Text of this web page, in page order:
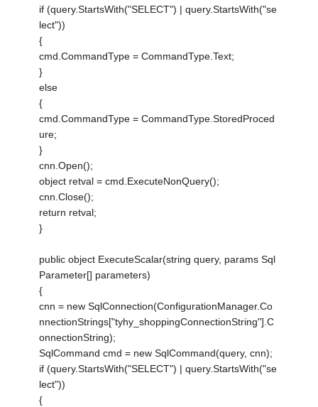
if (query.StartsWith("SELECT") | query.StartsWith("se
lect"))
{
cmd.CommandType = CommandType.Text;
}
else
{
cmd.CommandType = CommandType.StoredProced
ure;
}
cnn.Open();
object retval = cmd.ExecuteNonQuery();
cnn.Close();
return retval;
}
public object ExecuteScalar(string query, params Sql
Parameter[] parameters)
{
cnn = new SqlConnection(ConfigurationManager.Co
nnectionStrings["tyhy_shoppingConnectionString"].C
onnectionString);
SqlCommand cmd = new SqlCommand(query, cnn);
if (query.StartsWith("SELECT") | query.StartsWith("se
lect"))
{